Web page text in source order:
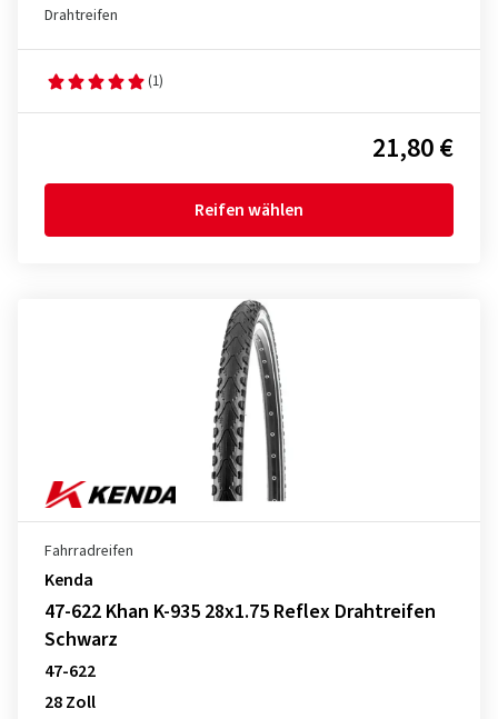
Drahtreifen
(1)
21,80 €
Reifen wählen
Fahrradreifen
Kenda
47-622 Khan K-935 28x1.75 Reflex Drahtreifen
Schwarz
47-622
28 Zoll